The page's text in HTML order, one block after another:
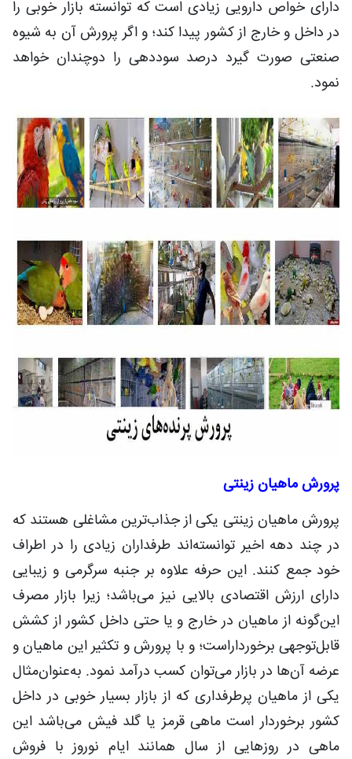
دارای خواص دارویی زیادی است که توانسته بازار خوبی را
در داخل و خارج از کشور پیدا کند؛ و اگر پرورش آن به شیوه
صنعتی صورت گیرد درصد سوددهی را دوچندان خواهد
نمود.
پرورش ماهیان زینتی
پرورش ماهیان زینتی یکی از جذاب‌ترین مشاغلی هستند که
در چند دهه اخیر توانسته‌اند طرفداران زیادی را در اطراف
خود جمع کنند. این حرفه علاوه بر جنبه سرگرمی و زیبایی
دارای ارزش اقتصادی بالایی نیز می‌باشد؛ زیرا بازار مصرف
این‌گونه از ماهیان در خارج و یا حتی داخل کشور از کشش
قابل‌توجهی برخوردار‌است؛ و با پرورش و تکثیر این ماهیان و
عرضه آن‌ها در بازار می‌توان کسب درآمد نمود. به‌عنوان‌مثال
یکی از ماهیان پرطرفداری که از بازار بسیار خوبی در داخل
کشور برخوردار است ماهی قرمز یا گلد فیش می‌باشد این
ماهی در روزهایی از سال همانند ایام نوروز با فروش